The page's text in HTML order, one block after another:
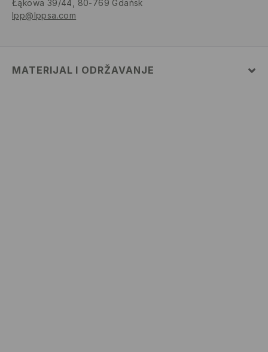
Łąkowa 39/44, 80-769 Gdańsk
lpp@lppsa.com
MATERIJAL I ODRŽAVANJE